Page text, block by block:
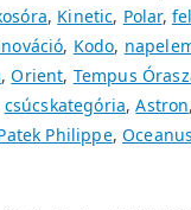
, Kinetic, Polar,
, Kodo,
,Orient, Tempus
csúcskategória,Astron,
Philippe,Oceanus